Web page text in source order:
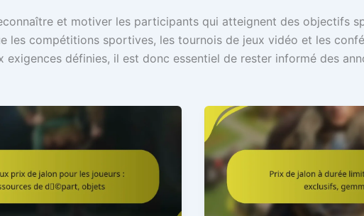
et motiver les participants qui atteignent des objectifs
les compétitions sportives, les tournois de jeux vidéo et les
définies, il est donc essentiel de rester informé des